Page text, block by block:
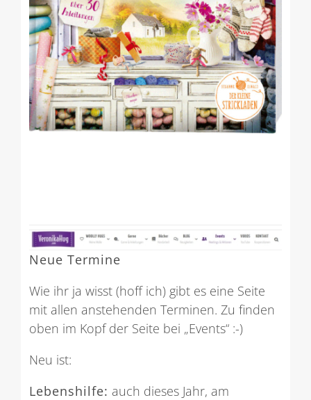
Neue Termine
Wie ihr ja wisst (hoff ich) gibt es eine Seite
mit allen anstehenden Terminen. Zu finden
oben im Kopf der Seite bei „Events“ :-)
Neu ist:
Lebenshilfe: auch dieses Jahr, am